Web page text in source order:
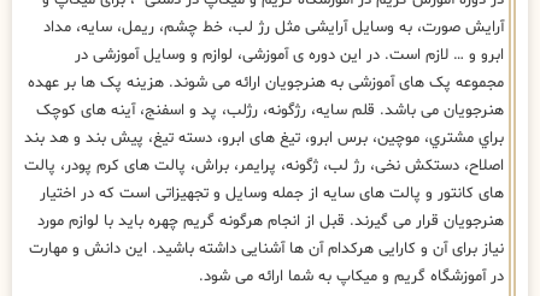
آرایش صورت، به وسایل آرایشی مثل رژ لب، خط چشم، ریمل، سایه، مداد
ابرو و … لازم است. در این دوره ی آموزشی، لوازم و وسایل آموزشی در
مجموعه پک های آموزشی به هنرجویان ارائه می شوند. هزینه پک ها بر عهده
هنرجویان می باشد. قلم سایه، رژگونه، رژلب، پد و اسفنج، آینه های كوچک
براي مشتري، موچین، برس ابرو، تیغ های ابرو، دسته تیغ، پیش بند و هد بند
اصلاح، دستکش نخی، رژ لب، ژگونه، پرایمر، براش، پالت های کرم پودر، پالت
های کانتور و پالت های سایه از جمله وسایل و تجهیزاتی است که در اختیار
هنرجویان قرار می گیرند. قبل از انجام هرگونه گریم چهره باید با لوازم مورد
نیاز برای آن و کارایی هرکدام آن ها آشنایی داشته باشید. این دانش و مهارت
در آموزشگاه گریم و میکاپ به شما ارائه می شود.